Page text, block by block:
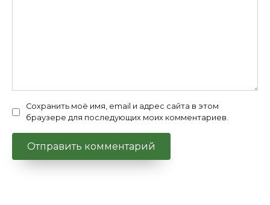
Сохранить моё имя, email и адрес сайта в этом
браузере для последующих моих комментариев.